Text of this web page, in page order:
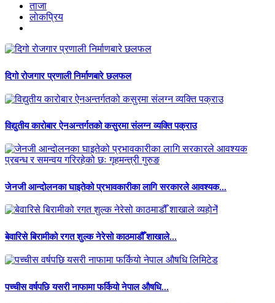
ताजा
लाेकप्रिय
दिगो रोजगार प्रणाली निर्माणबारे छलफल
विद्युतीय कारोबार ऐनअन्तर्गतको कसुरमा संलग्न व्यक्ति पक्राउ
जेनजी आन्दोलनका घाइतेको प्रभावकारीका लागि सरकारले आवश्यक...
बेवारिसे बिरामीको रगत शुल्क नेरेसो काठमाडौँ शाखाले...
पच्चीस वर्षपछि यसरी नाफामा फर्कियो नेपाल औषधि...